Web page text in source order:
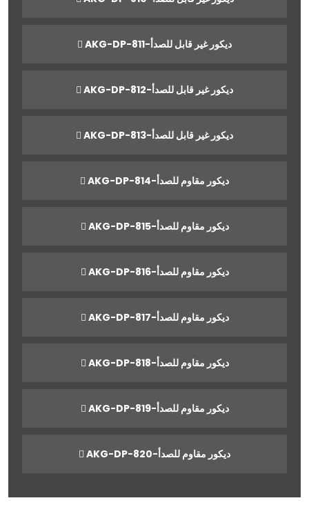
AKG-DP-811-ديكور غير قابل للصدأ
AKG-DP-812-ديكور غير قابل للصدأ
AKG-DP-813-ديكور غير قابل للصدأ
AKG-DP-814-ديكور مقاوم للصدأ
AKG-DP-815-ديكور مقاوم للصدأ
AKG-DP-816-ديكور مقاوم للصدأ
AKG-DP-817-ديكور مقاوم للصدأ
AKG-DP-818-ديكور مقاوم للصدأ
AKG-DP-819-ديكور مقاوم للصدأ
AKG-DP-820-ديكور مقاوم للصدأ